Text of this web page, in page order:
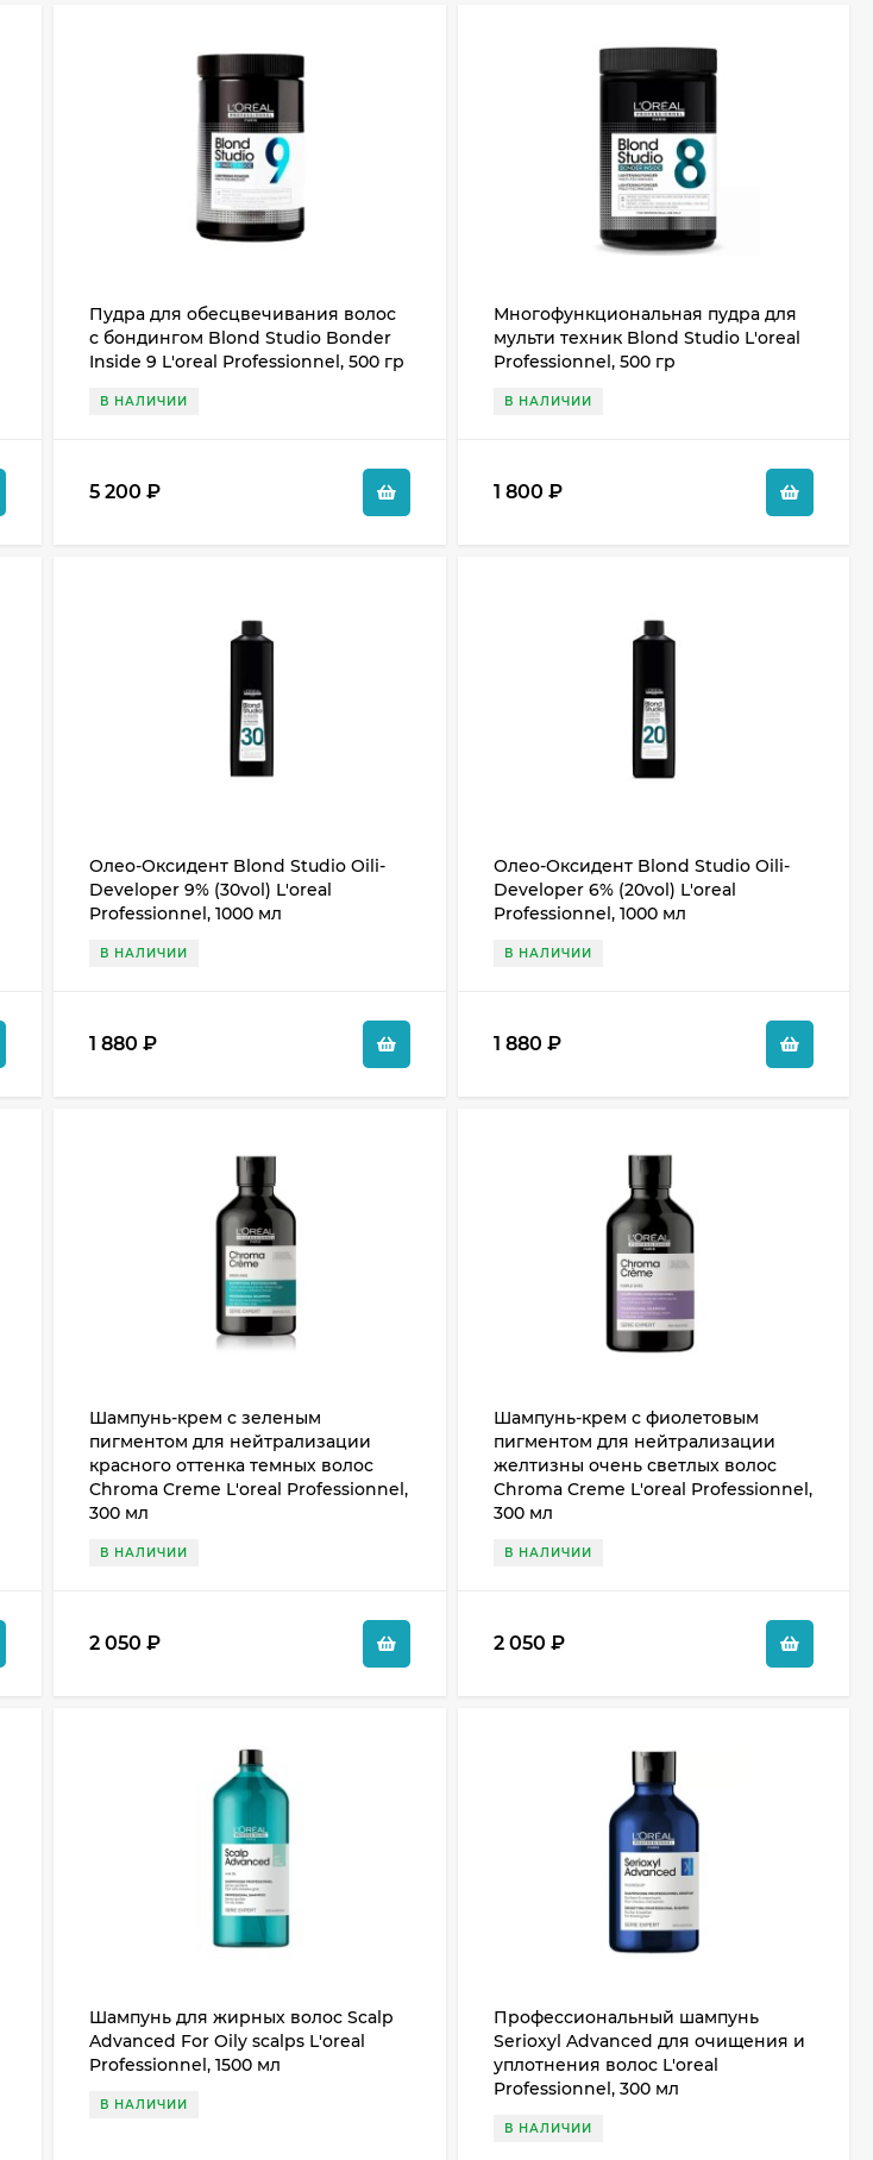
Пудра для обесцвечивания волос
с бондингом Blond Studio Bonder
Inside 9 L'oreal Professionnel, 500 гр
В НАЛИЧИИ
5 200₽
Многофункциональная пудра для
мульти техник Blond Studio L'oreal
Professionnel, 500 гр
В НАЛИЧИИ
1 800 ₽
Олео-Оксидент Blond Studio Oili-
Developer 9% (30vol) L'oreal
Professionnel, 1000 мл
В НАЛИЧИИ
1 880₽
Олео-Оксидент Blond Studio Oili-
Developer 6% (20vol) L'oreal
Professionnel, 1000 мл
В НАЛИЧИИ
1 880 ₽
Шампунь-крем с зеленым
пигментом для нейтрализации
красного оттенка темных волос
Chroma Creme L'oreal Professionnel,
300 мл
В НАЛИЧИИ
2 050₽
Шампунь-крем с фиолетовым
пигментом для нейтрализации
желтизны очень светлых волос
Chroma Creme L'oreal Professionnel,
300 мл
В НАЛИЧИИ
2 050 ₽
Шампунь для жирных волос Scalp
Advanced For Oily scalps L'oreal
Professionnel, 1500 мл
В НАЛИЧИИ
Профессиональный шампунь
Serioxyl Advanced для очищения и
уплотнения волос L'oreal
Professionnel, 300 мл
В НАЛИЧИИ